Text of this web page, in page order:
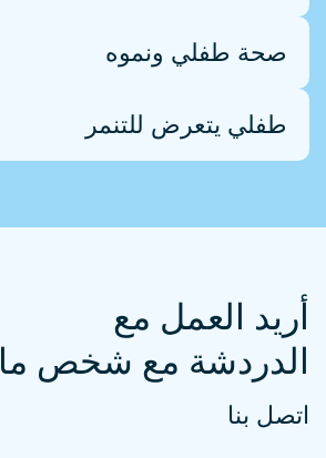
صحة طفلي ونموه
طفلي يتعرض للتنمر
أريد العمل مع
الدردشة مع شخص ما
اتصل بنا